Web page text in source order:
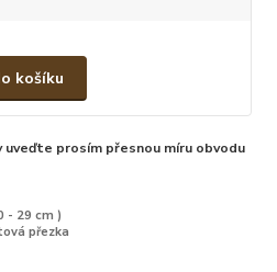
košíku
uveďte prosím přesnou míru obvodu
- 29 cm )
přezka